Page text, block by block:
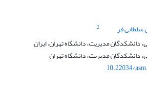
سلطانی فر
2
دانشکدگان مدیریت، دانشگاه تهران، ایران
دانشکدگان مدیریت، دانشگاه تهران
10.22034/